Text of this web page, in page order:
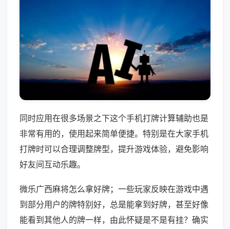
同时应用在很多场景之下这个手机打牌计算辅助也是
非常有用的，使用起来简单便捷。特别是在大家手机
打牌时可以合理调整牌型，提升游戏体验，避免影响
好友间互动乐趣。
微乐广西麻将怎么拿好牌；一些玩家反映在游戏中遇
到部分用户的牌特别好，总是能拿到好牌，甚至好像
能看到其他人的牌一样，由此怀疑是不是有挂？确实